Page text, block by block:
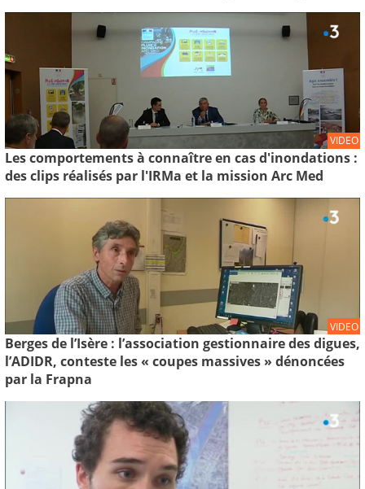
VIDEO
Les comportements à connaître en cas d'inondations :
des clips réalisés par l'IRMa et la mission Arc Med
VIDEO
Berges de l’Isère : l’association gestionnaire des digues,
l’ADIDR, conteste les « coupes massives » dénoncées
par la Frapna